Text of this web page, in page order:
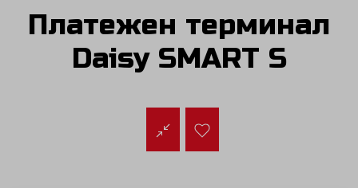
Платежен терминал
Daisy SMART S